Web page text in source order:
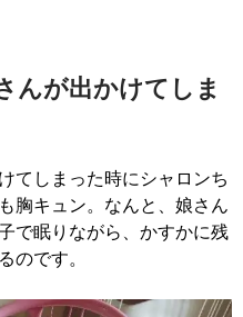
んが出かけてしま
てしまった時にシャロンち
胸キュン。なんと、娘さん
で眠りながら、かすかに残
のです。